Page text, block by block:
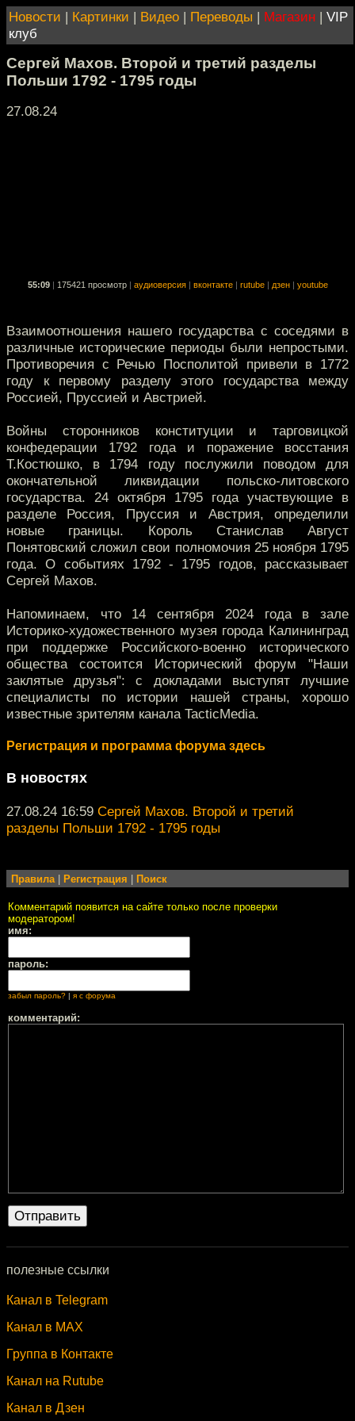
Новости | Картинки | Видео | Переводы | Магазин | VIP
клуб
Сергей Махов. Второй и третий разделы
Польши 1792 - 1795 годы
27.08.24
55:09 175421 просмотр аудиоверсия вконтакте rutube дзен youtube
Взаимоотношения нашего государства с соседями в
различные исторические периоды были непростыми.
Противоречия с Речью Посполитой привели в 1772
году к первому разделу этого государства между
Россией, Пруссией и Австрией.
Войны сторонников конституции и тарговицкой
конфедерации 1792 года и поражение восстания
Т.Костюшко, в 1794 году послужили поводом для
окончательной ликвидации польско-литовского
государства. 24 октября 1795 года участвующие в
разделе Россия, Пруссия и Австрия, определили
новые границы. Король Станислав Август
Понятовский сложил свои полномочия 25 ноября 1795
года. О событиях 1792 - 1795 годов, рассказывает
Сергей Махов.
Напоминаем, что 14 сентября 2024 года в зале
Историко-художественного музея города Калининград
при поддержке Российского-военно исторического
общества состоится Исторический форум "Наши
заклятые друзья": с докладами выступят лучшие
специалисты по истории нашей страны, хорошо
известные зрителям канала TacticMedia.
Регистрация и программа форума здесь
В новостях
27.08.24 16:59 Сергей Махов. Второй и третий
разделы Польши 1792 - 1795 годы
Правила| Регистрация Поиск
Комментарий появится на сайте только после проверки
модератором!
имя:
пароль:
забыл пароль? я с форума
комментарий:
полезные ссылки
Канал в Telegram
Канал в MAX
Группа в Контакте
Канал на Rutube
Канал в Дзен